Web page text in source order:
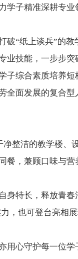
学子精准深耕专业
“纸上谈兵”的教
技能，一步步突
子综合素质培养
全面发展的复合
整洁的教学楼、
餐，兼顾口味与营
身特长，释放青春
，也可登台亮相
用心守护每一位学